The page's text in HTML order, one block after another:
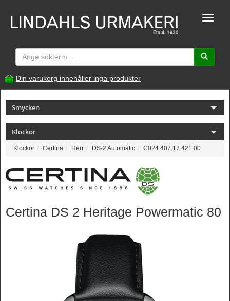
Toggle
Din varukorg innehåller inga produkter
Smycken
Klockor
Klockor Certina Herr DS-2 Automatic C024.407.17.421.00
Certina DS 2 Heritage Powermatic 80